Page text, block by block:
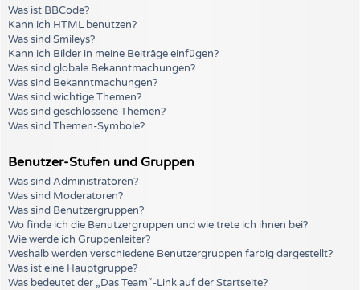
Was ist BBCode?
Kann ich HTML benutzen?
Was sind Smileys?
Kann ich Bilder in meine Beiträge einfügen?
Was sind globale Bekanntmachungen?
Was sind Bekanntmachungen?
Was sind wichtige Themen?
Was sind geschlossene Themen?
Was sind Themen-Symbole?
Benutzer-Stufen und Gruppen
Was sind Administratoren?
Was sind Moderatoren?
Was sind Benutzergruppen?
Wo finde ich die Benutzergruppen und wie trete ich ihnen bei?
Wie werde ich Gruppenleiter?
Weshalb werden verschiedene Benutzergruppen farbig dargestellt?
Was ist eine Hauptgruppe?
Was bedeutet der „Das Team“-Link auf der Startseite?